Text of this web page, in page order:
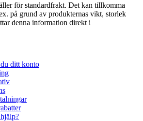
för standardfrakt. Det kan tillkomma
på grund av produkternas vikt, storlek
denna information direkt i
ditt konto